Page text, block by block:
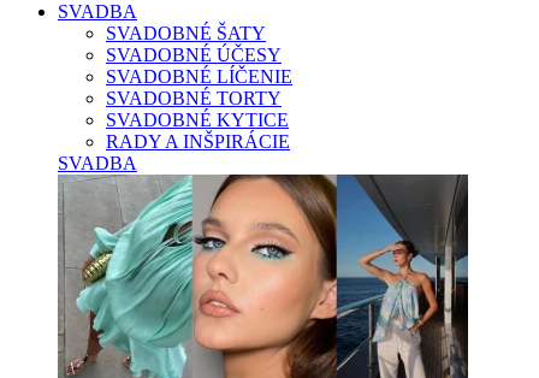
SVADBA
SVADOBNÉ ŠATY
SVADOBNÉ ÚČESY
SVADOBNÉ LÍČENIE
SVADOBNÉ TORTY
SVADOBNÉ KYTICE
RADY A INŠPIRÁCIE
SVADBA